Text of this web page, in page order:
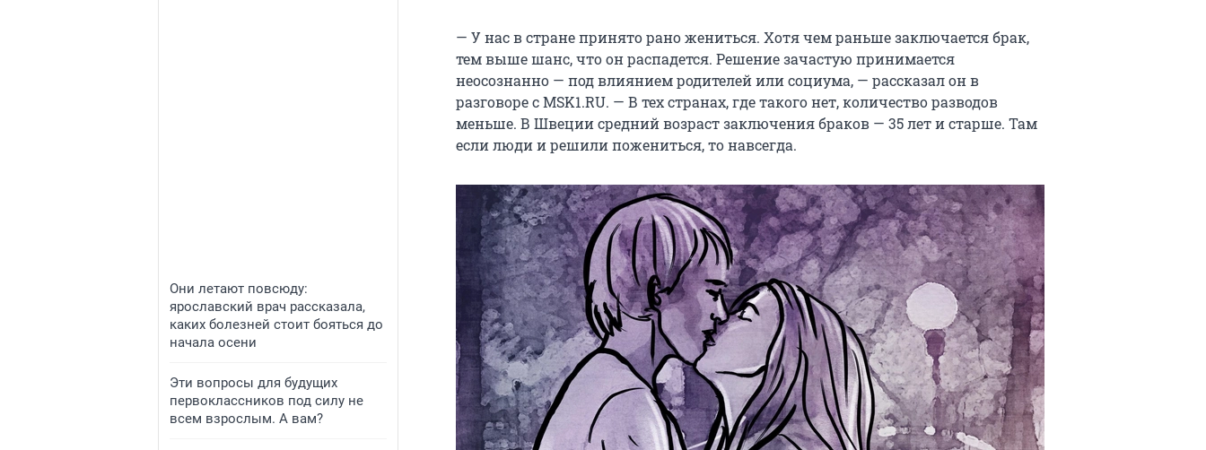
Они летают повсюду:
ярославский врач рассказала,
каких болезней стоит бояться до
начала осени
Эти вопросы для будущих
первоклассников под силу не
всем взрослым. А вам?
— У нас в стране принято рано жениться. Хотя чем раньше заключается брак,
тем выше шанс, что он распадется. Решение зачастую принимается
неосознанно — под влиянием родителей или социума, — рассказал он в
разговоре с MSK1.RU. — В тех странах, где такого нет, количество разводов
меньше. В Швеции средний возраст заключения браков — 35 лет и старше. Там
если люди и решили пожениться, то навсегда.